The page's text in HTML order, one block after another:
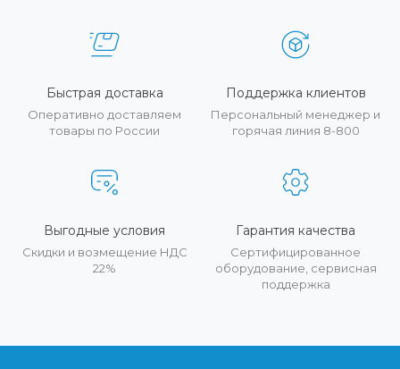
Быстрая доставка
Оперативно доставляем
товары по России
Поддержка клиентов
Персональный менеджер и
горячая линия 8-800
Выгодные условия
Скидки и возмещение НДС
22%
Гарантия качества
Сертифицированное
оборудование, сервисная
поддержка